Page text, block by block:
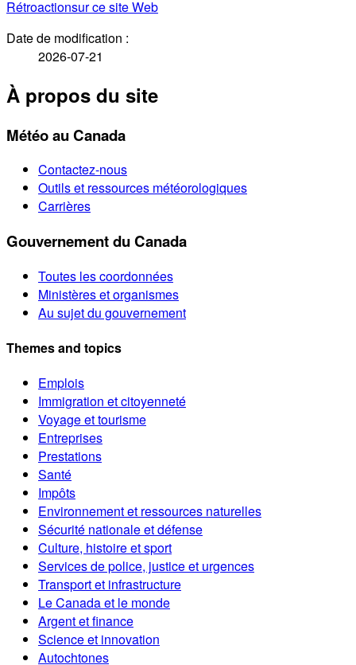
Rétroactionsur ce site Web
Date de modification :
2026-07-21
À propos du site
Météo au Canada
Contactez-nous
Outils et ressources météorologiques
Carrières
Gouvernement du Canada
Toutes les coordonnées
Ministères et organismes
Au sujet du gouvernement
Themes and topics
Emplois
Immigration et citoyenneté
Voyage et tourisme
Entreprises
Prestations
Santé
Impôts
Environnement et ressources naturelles
Sécurité nationale et défense
Culture, histoire et sport
Services de police, justice et urgences
Transport et infrastructure
Le Canada et le monde
Argent et finance
Science et innovation
Autochtones